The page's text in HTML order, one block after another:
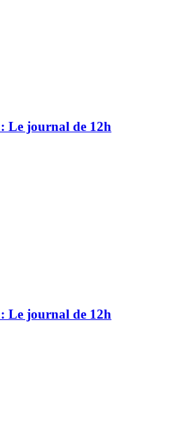
Le journal de 12h
Le journal de 12h